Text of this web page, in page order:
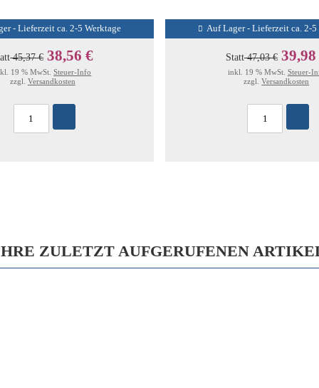
- Lieferzeit ca. 2-5 Werktage
45,37 € 38,56 €
19 % MwSt.Steuer-Info
zzgl. Versandkosten
Auf Lager - Lieferzeit ca. 2-5
Statt47,03 € 39,98
inkl. 19 % MwSt. Steuer-
zzgl.Versandkosten
ZULETZT AUFGERUFENEN